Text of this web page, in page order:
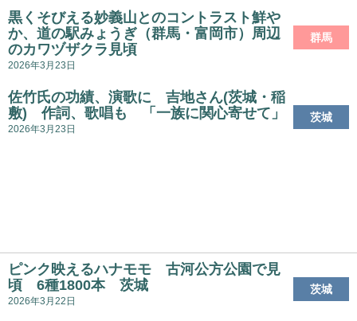
群馬
黒くそびえる妙義山とのコントラスト鮮や
か、道の駅みょうぎ（群馬・富岡市）周辺
のカワヅザクラ見頃
2026年3月23日
茨城
佐竹氏の功績、演歌に 吉地さん(茨城・稲
敷) 作詞、歌唱も 「一族に関心寄せて」
2026年3月23日
茨城
ピンク映えるハナモモ 古河公方公園で見
頃 6種1800本 茨城
2026年3月22日